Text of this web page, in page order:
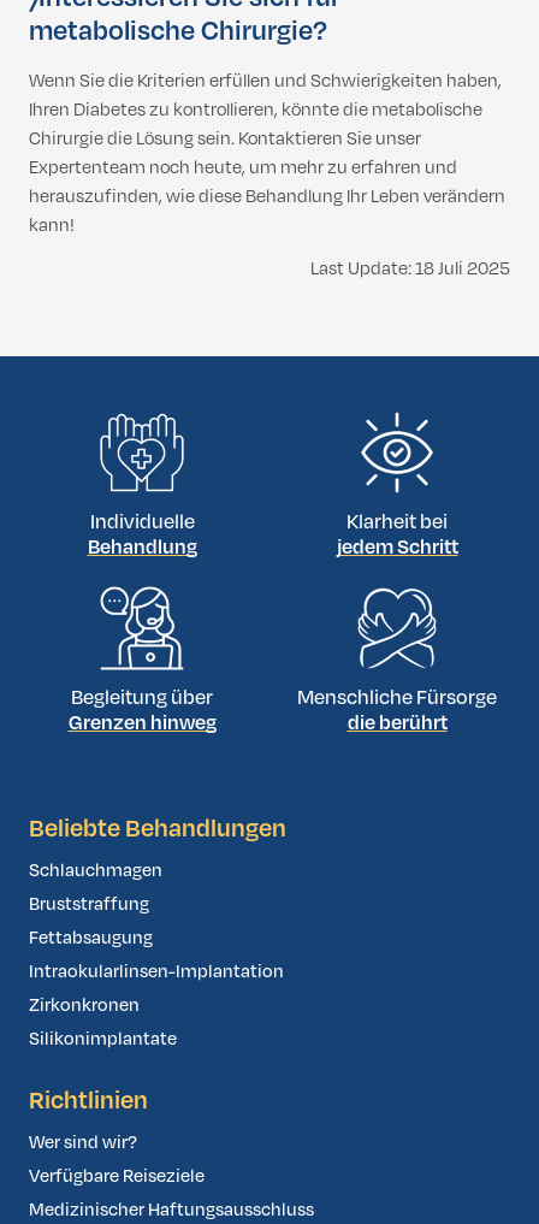
metabolische Chirurgie?
Wenn Sie die Kriterien erfüllen und Schwierigkeiten haben,
Ihren Diabetes zu kontrollieren, könnte die metabolische
Chirurgie die Lösung sein. Kontaktieren Sie unser
Expertenteam noch heute, um mehr zu erfahren und
herauszufinden, wie diese Behandlung Ihr Leben verändern
kann!
Last Update: 18 Juli 2025
Individuelle
Behandlung
Klarheit bei
jedem Schritt
Begleitung über
Grenzen hinweg
Menschliche Fürsorge
die berührt
Beliebte Behandlungen
Schlauchmagen
Bruststraffung
Fettabsaugung
Intraokularlinsen-Implantation
Zirkonkronen
Silikonimplantate
Richtlinien
Wer sind wir?
Verfügbare Reiseziele
Medizinischer Haftungsausschluss